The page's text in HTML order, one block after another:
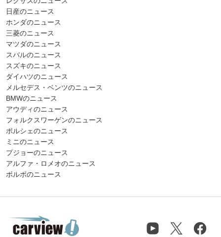
日産のニュース
ホンダのニュース
三菱のニュース
マツダのニュース
スバルのニュース
スズキのニュース
ダイハツのニュース
メルセデス・ベンツのニュース
BMWのニュース
アウディのニュース
フォルクスワーゲンのニュース
ポルシェのニュース
ミニのニュース
プジョーのニュース
アルファ・ロメオのニュース
ボルボのニュース